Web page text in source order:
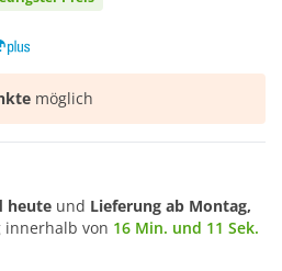
möglich
heute und Lieferung ab Montag,
innerhalb von 16 Min. und 11 Sek.